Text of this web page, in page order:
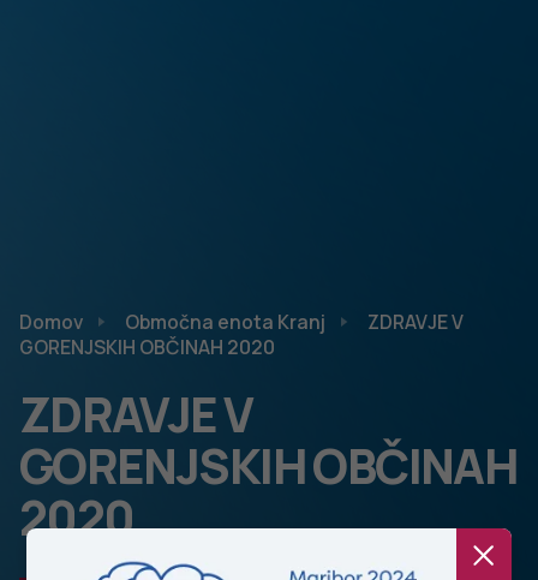
Domov Območna enota Kranj
ZDRAVJE V
GORENJSKIH OBČINAH 2020
ZDRAVJE V
GORENJSKIH OBČINAH
2020